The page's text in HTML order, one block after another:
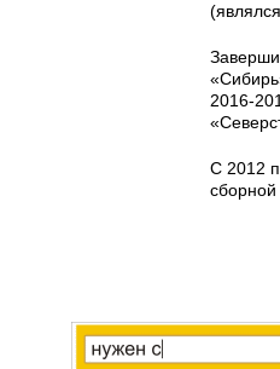
2016-
С 2012